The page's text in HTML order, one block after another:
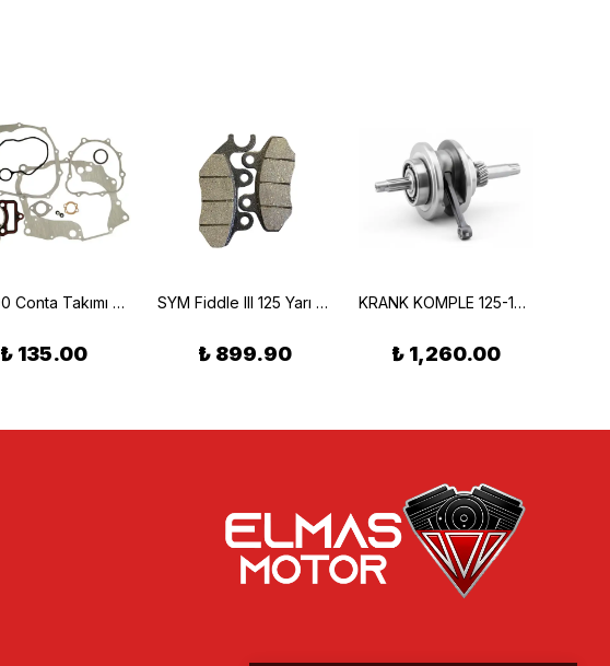
CG 200 Conta Takımı A Kalite
₺ 135.00
SYM Fiddle III 125 Yarı Metalik Ön Fren Balatası Braking 796SM1
₺ 899.90
KRANK KOMPLE 125-150 CC--13 PERNO
₺ 1,260.00